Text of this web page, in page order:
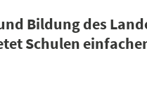
Bildung des
Schulen